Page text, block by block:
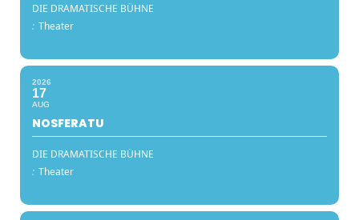
DIE DRAMATISCHE BÜHNE
: Theater
2026
17
AUG
NOSFERATU
DIE DRAMATISCHE BÜHNE
: Theater